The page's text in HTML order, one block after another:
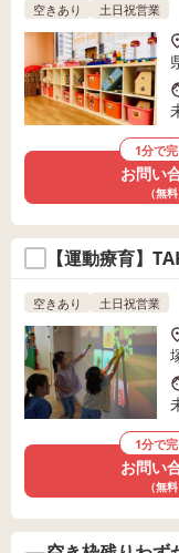
空きあり 土日祝営業
1分で完
お問い
（無料
【運動療育】
空きあり 土日祝営業
1分で完
お問い
（無料